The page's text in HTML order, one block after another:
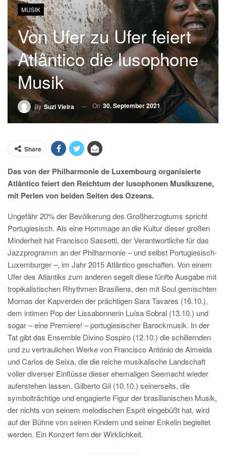
MUSIK
Von Ufer zu Ufer feiert
Atlântico die lusophone
Musik
BySuzi Vieira On 30. September 2021
Share
Das von der Philharmonie de Luxembourg organisierte
Atlântico feiert den Reichtum der lusophonen Musikszene,
mit Perlen von beiden Seiten des Ozeans.
Ungefähr 20% der Bevölkerung des Großherzogtums spricht
Portugiesisch. Als eine Hommage an die Kultur dieser großen
Minderheit hat Francisco Sassetti, der Verantwortliche für das
Jazzprogramm an der Philharmonie – und selbst Portugiesisch-
Luxemburger –, im Jahr 2015 Atlântico geschaffen. Von einem
Ufer des Atlantiks zum anderen segelt diese fünfte Ausgabe mit
tropikalistischen Rhythmen Brasiliens, den mit Soul gemischten
Mornas der Kapverden der prächtigen Sara Tavares (16.10.),
dem intimen Pop der Lissabonnerin Luísa Sobral (13.10.) und
sogar – eine Premiere! – portugiesischer Barockmusik. In der
Tat gibt das Ensemble Divino Sospiro (12.10.) die schillernden
und zu vertraulichen Werke von Francisco António de Almeida
und Carlos de Seixa, die die reiche musikalische Landschaft
voller diverser Einflüsse dieser ehemaligen Seemacht wieder
auferstehen lassen. Gilberto Gil (10.10.) seinerseits, die
symbolträchtige und engagierte Figur der brasilianischen Musik,
der nichts von seinem melodischen Esprit eingebüßt hat, wird
auf der Bühne von seinen Kindern und seiner Enkelin begleitet
werden. Ein Konzert fern der Wirklichkeit.